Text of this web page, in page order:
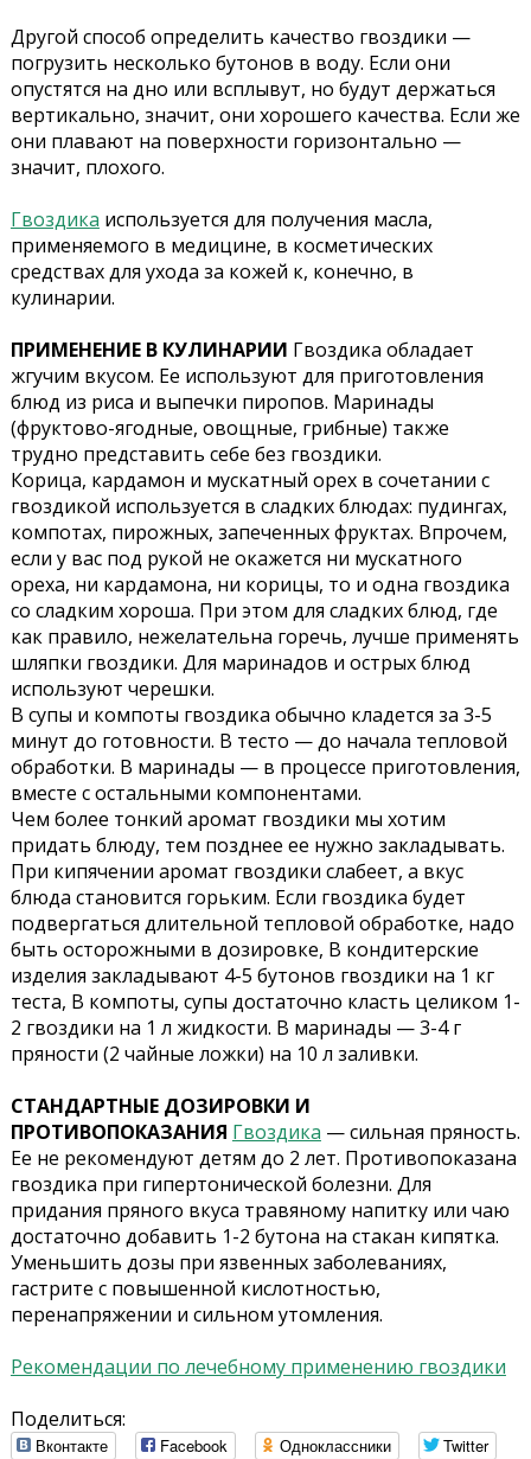
Другой способ определить качество гвоздики —
погрузить несколько бутонов в воду. Если они
опустятся на дно или всплывут, но будут держаться
вертикально, значит, они хорошего качества. Если же
они плавают на поверхности горизонтально —
значит, плохого.
Гвоздика используется для получения масла,
применяемого в медицине, в косметических
средствах для ухода за кожей к, конечно, в
кулинарии.
ПРИМЕНЕНИЕ В КУЛИНАРИИ Гвоздика обладает
жгучим вкусом. Ее используют для приготовления
блюд из риса и выпечки пиропов. Маринады
(фруктово-ягодные, овощные, грибные) также
трудно представить себе без гвоздики.
Корица, кардамон и мускатный орех в сочетании с
гвоздикой используется в сладких блюдах: пудингах,
компотах, пирожных, запеченных фруктах. Впрочем,
если у вас под рукой не окажется ни мускатного
ореха, ни кардамона, ни корицы, то и одна гвоздика
со сладким хороша. При этом для сладких блюд, где
как правило, нежелательна горечь, лучше применять
шляпки гвоздики. Для маринадов и острых блюд
используют черешки.
В супы и компоты гвоздика обычно кладется за 3-5
минут до готовности. В тесто — до начала тепловой
обработки. В маринады — в процессе приготовления,
вместе с остальными компонентами.
Чем более тонкий аромат гвоздики мы хотим
придать блюду, тем позднее ее нужно закладывать.
При кипячении аромат гвоздики слабеет, а вкус
блюда становится горьким. Если гвоздика будет
подвергаться длительной тепловой обработке, надо
быть осторожными в дозировке, В кондитерские
изделия закладывают 4-5 бутонов гвоздики на 1 кг
теста, В компоты, супы достаточно класть целиком 1-
2 гвоздики на 1 л жидкости. В маринады — 3-4 г
пряности (2 чайные ложки) на 10 л заливки.
СТАНДАРТНЫЕ ДОЗИРОВКИ И
ПРОТИВОПОКАЗАНИЯ Гвоздика — сильная пряность.
Ее не рекомендуют детям до 2 лет. Противопоказана
гвоздика при гипертонической болезни. Для
придания пряного вкуса травяному напитку или чаю
достаточно добавить 1-2 бутона на стакан кипятка.
Уменьшить дозы при язвенных заболеваниях,
гастрите с повышенной кислотностью,
перенапряжении и сильном утомления.
Рекомендации по лечебному применению гвоздики
Поделиться:
Вконтакте Facebook Одноклассники
Twitter